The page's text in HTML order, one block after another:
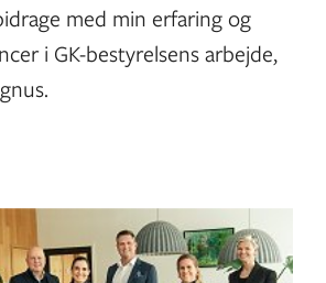
med min erfaring og
i GK-bestyrelsens arbejde,